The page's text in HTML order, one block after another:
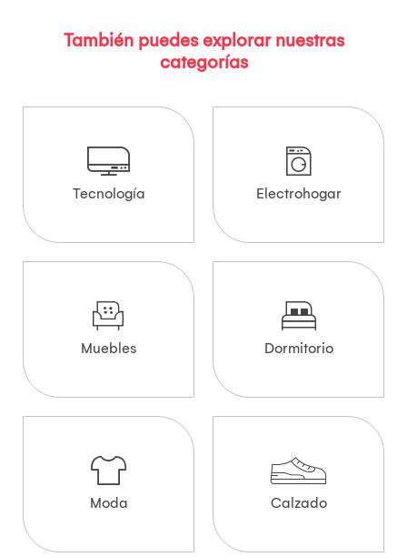
También puedes explorar nuestras
categorías
Tecnología Electrohogar
Muebles Dormitorio
Moda Calzado